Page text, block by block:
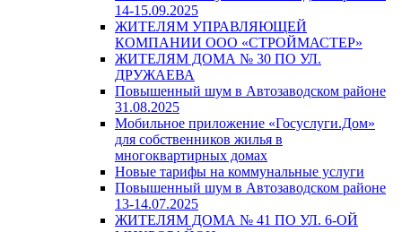
14-15.09.2025
ЖИТЕЛЯМ УПРАВЛЯЮЩЕЙ
КОМПАНИИ ООО «СТРОЙМАСТЕР»
ЖИТЕЛЯМ ДОМА № 30 ПО УЛ.
ДРУЖАЕВА
Повышенный шум в Автозаводском районе
31.08.2025
Мобильное приложение «Госуслуги.Дом»
для собственников жилья в
многоквартирных домах
Новые тарифы на коммунальные услуги
Повышенный шум в Автозаводском районе
13-14.07.2025
ЖИТЕЛЯМ ДОМА № 41 ПО УЛ. 6-ОЙ